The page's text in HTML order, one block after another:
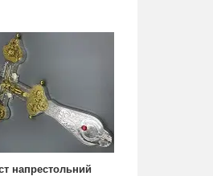
напрестольний